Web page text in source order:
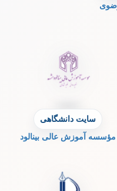
سایت دانشگاهی
مؤسسه آموزش عالی بینالود